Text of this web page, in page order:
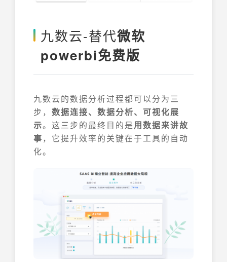
九数云-替代微软
powerbi免费版
九数云的数据分析过程都可以分为三
步， 数据连接、数据分析、可视化展
示。这三步的最终目的是用数据来讲故
事 ，它提升效率的关键在于工具的自动
化。